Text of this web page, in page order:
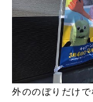
外ののぼりだけ